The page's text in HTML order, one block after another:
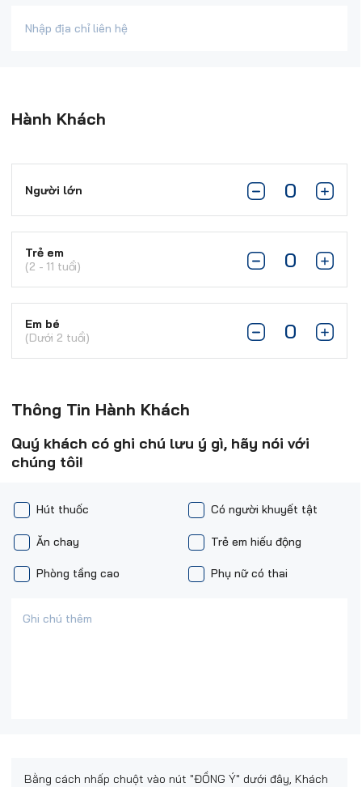
Hành Khách
Người lớn
Trẻ em
(2 - 11 tuổi)
Em bé
(Dưới 2 tuổi)
Thông Tin Hành Khách
Quý khách có ghi chú lưu ý gì, hãy nói với
chúng tôi!
Hút thuốc
Phòng tầng cao
Trẻ em hiếu động
Ăn chay
Có người khuyết tật
Phụ nữ có thai
Bằng cách nhấp chuột vào nút "ĐỒNG Ý" dưới đây, Khách